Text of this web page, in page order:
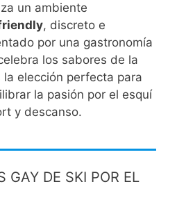
un ambiente
, discreto e
por una gastronomía
los sabores de la
elección perfecta para
la pasión por el esquí
y descanso.
GAY DE SKI POR EL